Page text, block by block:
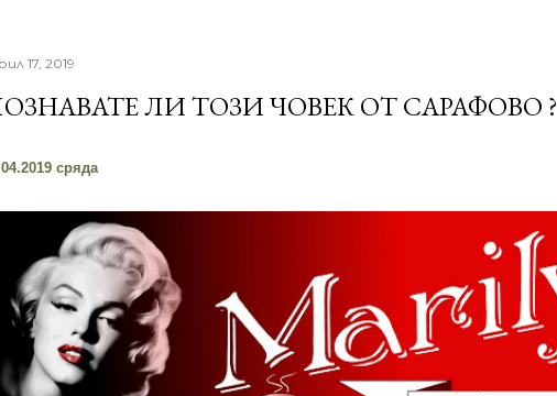
17, 2019
ЛИ ТОЗИ ЧОВЕК ОТ САРАФОВО ?
сряда